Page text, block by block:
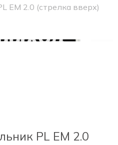
EM 2.0 (стрелка вверх)
PL EM 2.0